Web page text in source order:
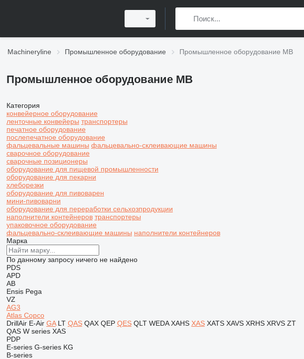
Machineryline Промышленное оборудование Промышленное оборудование MB
Промышленное оборудование MB
Категория
конвейерное оборудование
ленточные конвейеры транспортеры
печатное оборудование
послепечатное оборудование
фальцевальные машины фальцевально-склеивающие машины
сварочное оборудование
сварочные позиционеры
оборудование для пищевой промышленности
оборудование для пекарни
хлеборезки
оборудование для пивоварен
мини-пивоварни
оборудование для переработки сельхозпродукции
наполнители контейнеров транспортеры
упаковочное оборудование
фальцевально-склеивающие машины наполнители контейнеров
Марка
По данному запросу ничего не найдено
PDS
APD
AB
Ensis Pega
VZ
AG3
Atlas Copco
DrillAir E-Air GA LT QAS QAX QEP QES QLT WEDA XAHS XAS XATS XAVS XRHS XRVS ZT
QAS W series XAS
PDP
E-series G-series KG
B-series